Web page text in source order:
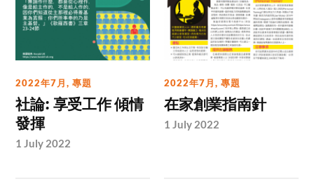
2022年7月,專題
社論: 享受工作 傾情
發揮
1 July 2022
2022年7月,專題
在家創業指南針
1 July 2022